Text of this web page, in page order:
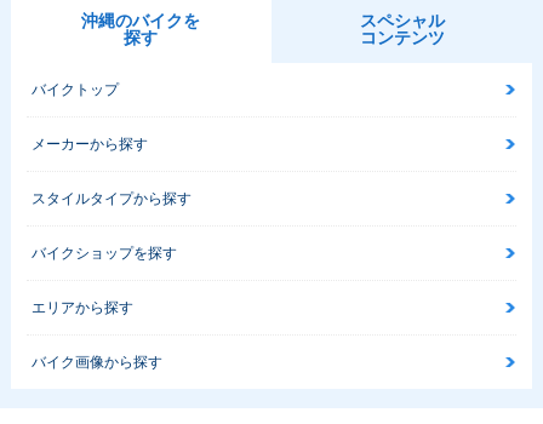
沖縄のバイクを
探す
スペシャル
コンテンツ
バイクトップ
メーカーから探す
スタイルタイプから探す
バイクショップを探す
エリアから探す
バイク画像から探す